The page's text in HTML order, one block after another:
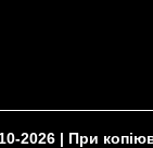
2026 | При